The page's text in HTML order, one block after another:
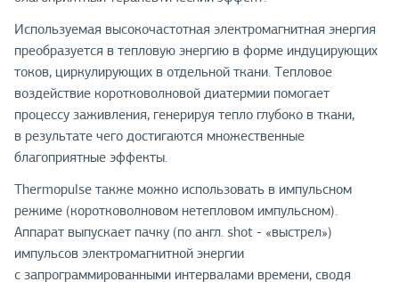
Используемая высокочастотная электромагнитная энергия
преобразуется в тепловую энергию в форме индуцирующих
токов, циркулирующих в отдельной ткани. Тепловое
воздействие коротковолновой диатермии помогает
процессу заживления, генерируя тепло глубоко в ткани,
в результате чего достигаются множественные
благоприятные эффекты.
Thermopulse также можно использовать в импульсном
режиме (коротковолновом нетепловом импульсном).
Аппарат выпускает пачку (по англ. shot - «выстрел»)
импульсов электромагнитной энергии
с запрограммированными интервалами времени, сводя